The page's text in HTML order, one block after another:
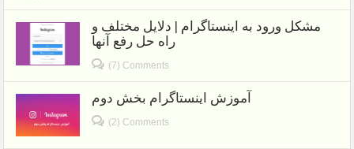
مشکل ورود به اینستاگرام | دلایل مختلف و
راه حل رفع آنها
(7) Comments
آموزش اینستاگرام بخش دوم
(2) Comments